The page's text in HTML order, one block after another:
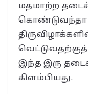
மதமாற்ற
இந்த இரு
கிளம்பியது.